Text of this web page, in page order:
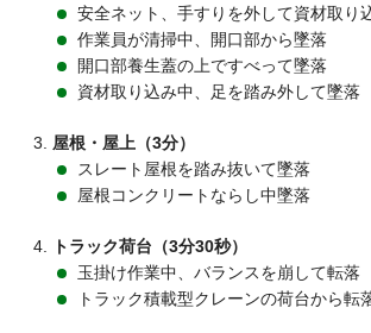
安全ネット、手すりを外して資材取り
作業員が清掃中、開口部から墜落
開口部養生蓋の上ですべって墜落
資材取り込み中、足を踏み外して墜落
屋根・屋上（3分）
スレート屋根を踏み抜いて墜落
屋根コンクリートならし中墜落
トラック荷台（3分30秒）
玉掛け作業中、バランスを崩して転落
トラック積載型クレーンの荷台から転